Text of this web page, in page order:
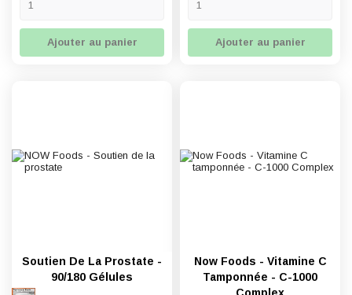
Ajouter au panier Ajouter au panier
Soutien De La Prostate -
90/180 Gélules
Now Foods - Vitamine C
Tamponnée - C-1000
Complex